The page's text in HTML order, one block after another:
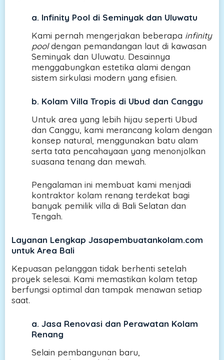
a. Infinity Pool di Seminyak dan Uluwatu
Kami pernah mengerjakan beberapa infinity
pooldengan pemandangan laut di kawasan
Seminyak dan Uluwatu. Desainnya
menggabungkan estetika alami dengan
sistem sirkulasi modern yang efisien.
b. Kolam Villa Tropis di Ubud dan Canggu
Untuk area yang lebih hijau seperti Ubud
dan Canggu, kami merancang kolam dengan
konsep natural, menggunakan batu alam
serta tata pencahayaan yang menonjolkan
suasana tenang dan mewah.
Pengalaman ini membuat kami menjadi
kontraktor kolam renang terdekat bagi
banyak pemilik villa di Bali Selatan dan
Tengah.
Layanan Lengkap Jasapembuatankolam.com
untuk Area Bali
Kepuasan pelanggan tidak berhenti setelah
proyek selesai. Kami memastikan kolam tetap
berfungsi optimal dan tampak menawan setiap
saat.
a. Jasa Renovasi dan Perawatan Kolam
Renang
Selain pembangunan baru,